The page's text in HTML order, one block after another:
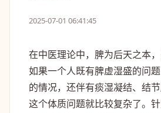
2025-07-01 06:41:45
在中医理论中，脾为后天之本，
如果一个人既有脾虚湿盛的问
的情况，还伴有痰湿凝结、结
这个体质问题就比较复杂了。